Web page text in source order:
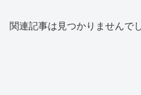
関連記事は見つかりませんでし